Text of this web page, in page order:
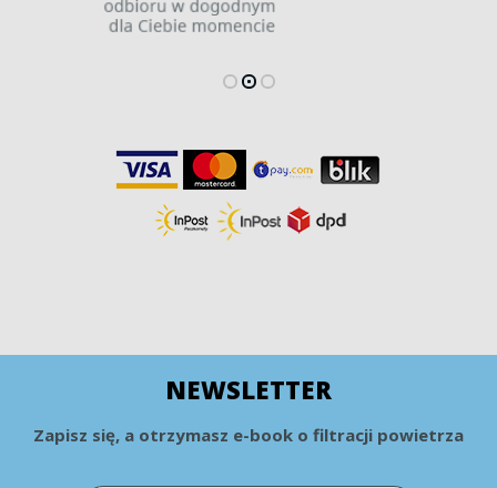
NEWSLETTER
Zapisz się, a otrzymasz e-book o filtracji powietrza